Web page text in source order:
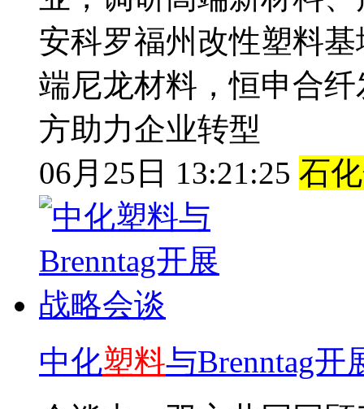
安科罗福州改性塑料
端尼龙材料，恒申合
方助力企业转型
06月25日 13:21:25 石
中化塑料与Brenntag开